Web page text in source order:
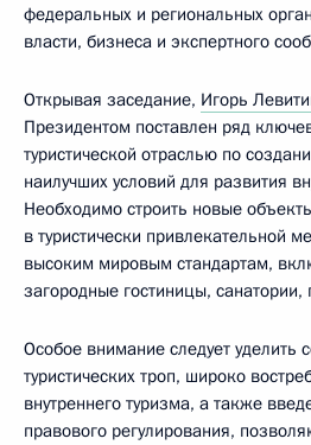
федеральных и региональных
власти, бизнеса и экспертного
Открывая заседание, Игорь
Президентом поставлен ряд
туристической отраслью по
наилучших условий для развития
Необходимо строить новые
в туристически привлекательной
высоким мировым стандартам,
загородные гостиницы,
Особое внимание следует уделить
туристических троп, широко
внутреннего туризма, а также
правового регулирования,